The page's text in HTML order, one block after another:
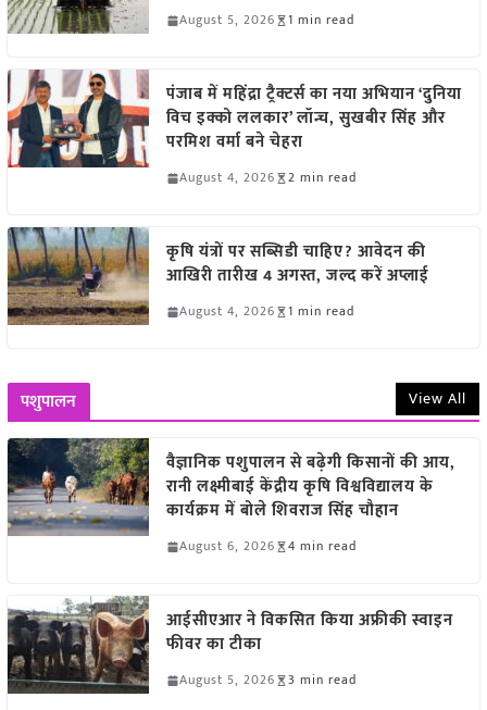
August 5, 2026 1 min read
पंजाब में महिंद्रा ट्रैक्टर्स का नया अभियान ‘दुनिया
विच इक्को ललकार’ लॉन्च, सुखबीर सिंह और
परमिश वर्मा बने चेहरा
August 4, 2026 2 min read
कृषि यंत्रों पर सब्सिडी चाहिए? आवेदन की
आखिरी तारीख 4 अगस्त, जल्द करें अप्लाई
August 4, 2026 1 min read
पशुपालन View All
वैज्ञानिक पशुपालन से बढ़ेगी किसानों की आय,
रानी लक्ष्मीबाई केंद्रीय कृषि विश्वविद्यालय के
कार्यक्रम में बोले शिवराज सिंह चौहान
August 6, 2026 4 min read
आईसीएआर ने विकसित किया अफ्रीकी स्वाइन
फीवर का टीका
August 5, 2026 3 min read